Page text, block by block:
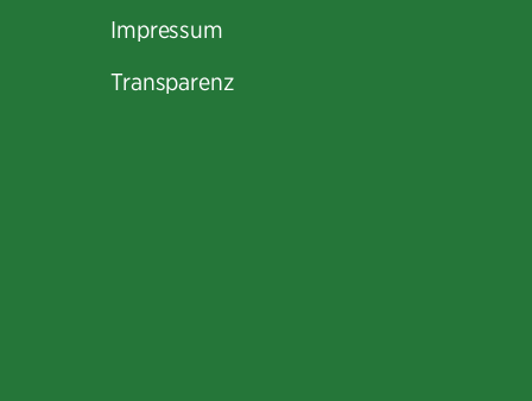
Impressum
Transparenz